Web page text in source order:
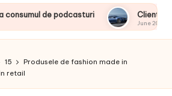
podcasturi Clienţii își vor putea
June 20, 2026
15
Produsele de fashion made in
retail